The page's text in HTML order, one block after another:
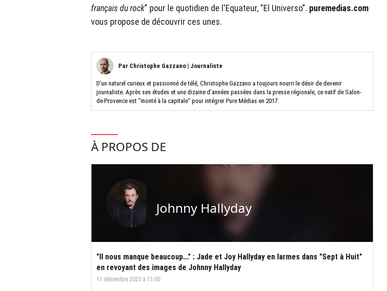
français du rock" pour le quotidien de l'Equateur, "El Universo". puremedias.com
vous propose de découvrir ces unes.
Par Christophe Gazzano | Journaliste
D’un naturel curieux et passionné de télé, Christophe Gazzano a toujours nourri le désir de devenir
journaliste. Après ses études et une dizaine d’années passées dans la presse régionale, ce natif de Salon-
de-Provence est “monté à la capitale” pour intégrer Pure Médias en 2017.
À PROPOS DE
Johnny Hallyday
"Il nous manque beaucoup..." : Jade et Joy Hallyday en larmes dans "Sept à Huit"
en revoyant des images de Johnny Hallyday
11 décembre 2023 à 13:00